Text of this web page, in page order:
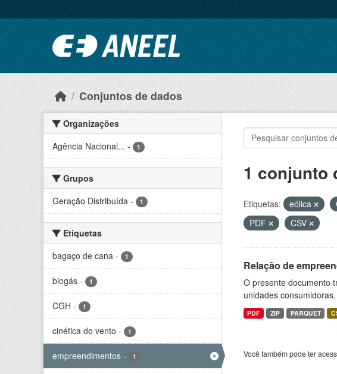
Conjuntos de dados
Organizações
Agência Nacional... - 1
Grupos
Geração Distribuída - 1
Etiquetas
bagaço de cana - 1
biogás - 1
CGH - 1
cinética do vento - 1
empreendimentos - 1
1 conjunto
Etiquetas: eólica
PDF
CSV
Relação de
O presente documento
unidades
PDF ZIP PARQUET
Você também pode ter